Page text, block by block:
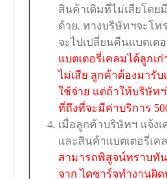
สินค้าเดิมที่ไม่เสียโดย
ด้วย. ทางบริษัทฯจะโท
จะไปเปลี่ยนคืนแบตเต
แบตเตอรี่เคลมได้ลูกเ
ไม่เสีย ลูกค้าต้องมารั
ใช้จ่าย แต่ถ้าให้บริษัท
ที่ถึงที่จะมีค่าบริการ
เมื่อลูกค้าบริษัทฯ แจ้ง
และสินค้าแบตเตอรี่เค
สามารถพิสูจน์ทราบทัน
จาก ไดชาร์จทำงานผิ